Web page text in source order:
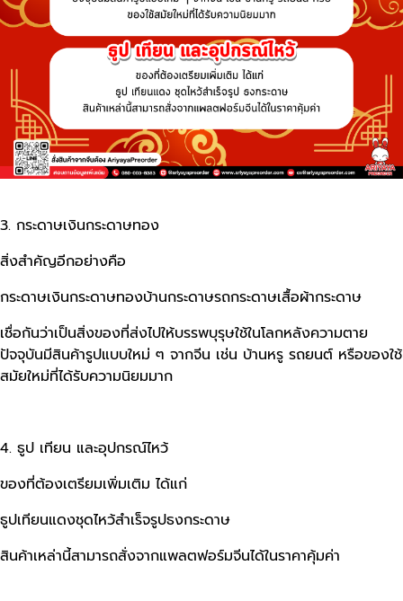
3. กระดาษเงินกระดาษทอง
สิ่งสำคัญอีกอย่างคือ
กระดาษเงินกระดาษทองบ้านกระดาษรถกระดาษเสื้อผ้ากระดาษ
เชื่อกันว่าเป็นสิ่งของที่ส่งไปให้บรรพบุรุษใช้ในโลกหลังความตาย
ปัจจุบันมีสินค้ารูปแบบใหม่ ๆ จากจีน เช่น บ้านหรู รถยนต์ หรือของใช้
สมัยใหม่ที่ได้รับความนิยมมาก
4. ธูป เทียน และอุปกรณ์ไหว้
ของที่ต้องเตรียมเพิ่มเติม ได้แก่
ธูปเทียนแดงชุดไหว้สำเร็จรูปธงกระดาษ
สินค้าเหล่านี้สามารถสั่งจากแพลตฟอร์มจีนได้ในราคาคุ้มค่า